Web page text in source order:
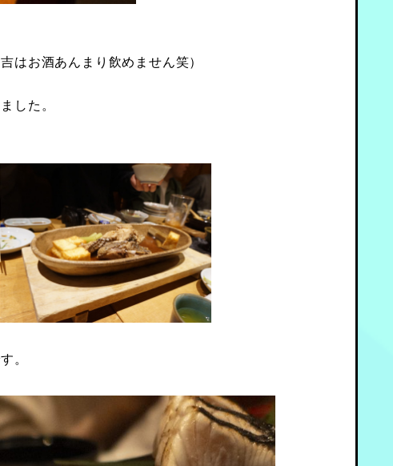
はお酒あんまり飲めません笑）
した。
。